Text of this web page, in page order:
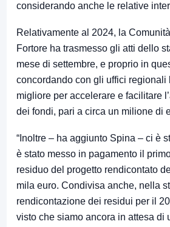
considerando anche le relative
Relativamente al 2024, la
Fortore ha trasmesso gli atti dello
mese di settembre, e proprio in
concordando con gli uffici regionali
migliore per accelerare e facilitare
dei fondi, pari a circa un milione di
“Inoltre – ha aggiunto Spina – ci è
è stato messo in pagamento il
residuo del progetto rendicontato
mila euro. Condivisa anche, nella
rendicontazione dei residui per il
visto che siamo ancora in attesa di